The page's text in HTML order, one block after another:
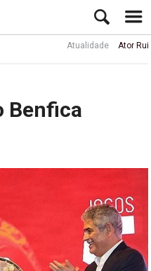
Atualidade Ator Rui de
Benfica